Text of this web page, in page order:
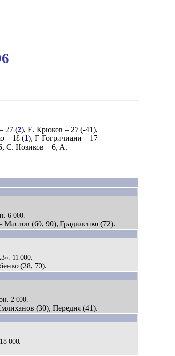
27 (2), Е. Крюков – 27 (-41),
– 18 (1), Г. Гогричиани – 17
С. Нозиков – 6, А.
6 000.
(60, 90), Градиленко (72).
11 000.
(28, 70).
2 000.
(30), Передня (41).
000.